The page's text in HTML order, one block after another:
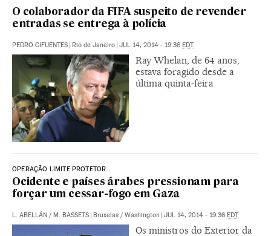
O colaborador da FIFA suspeito de revender
entradas se entrega à polícia
PEDRO CIFUENTES | Rio de Janeiro | JUL 14, 2014 - 19:36 EDT
Ray Whelan, de 64 anos,
estava foragido desde a
última quinta-feira
OPERAÇÃO LIMITE PROTETOR
Ocidente e países árabes pressionam para
forçar um cessar-fogo em Gaza
L. ABELLÁN / M. BASSETS | Bruxelas / Washington | JUL 14, 2014 - 19:36 EDT
Os ministros do Exterior da